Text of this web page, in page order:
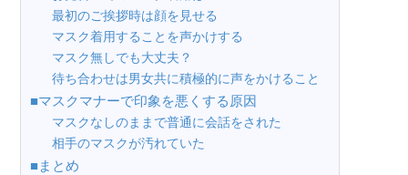
最初のご挨拶時は顔を見せる
マスク着用することを声かけする
マスク無しでも大丈夫？
待ち合わせは男女共に積極的に声をかけること
■マスクマナーで印象を悪くする原因
マスクなしのままで普通に会話をされた
相手のマスクが汚れていた
■まとめ